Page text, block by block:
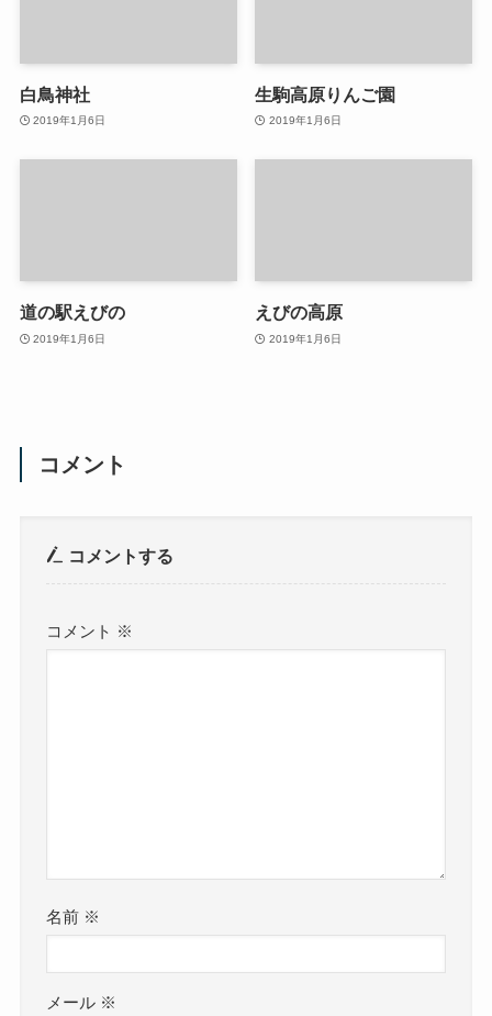
白鳥神社
2019年1月6日
生駒高原りんご園
2019年1月6日
道の駅えびの
2019年1月6日
えびの高原
2019年1月6日
コメント
コメントする
コメント ※
名前 ※
メール ※